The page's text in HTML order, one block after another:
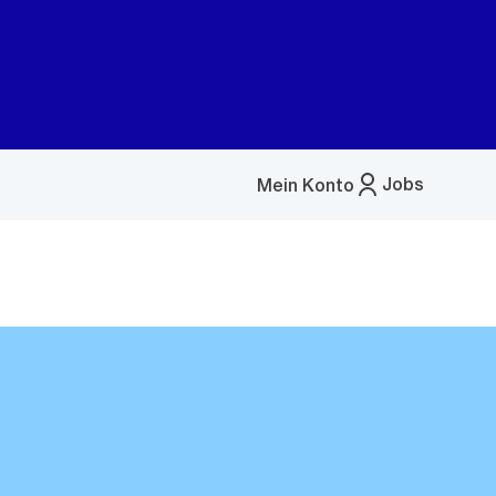
Jobs
Mein Konto
Menü